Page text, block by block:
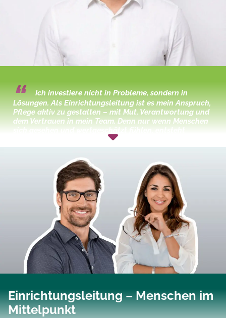
Ich investiere nicht in Probleme, sondern in
Lösungen. Als Einrichtungsleitung ist es mein Anspruch,
Pflege aktiv zu gestalten – mit Mut, Verantwortung und
dem Vertrauen in mein Team. Denn nur wenn Menschen
sich gesehen und wertgeschätzt fühlen, entsteht
Michael, Einrichtungsleitung
Einrichtungsleitung – Menschen im
Mittelpunkt